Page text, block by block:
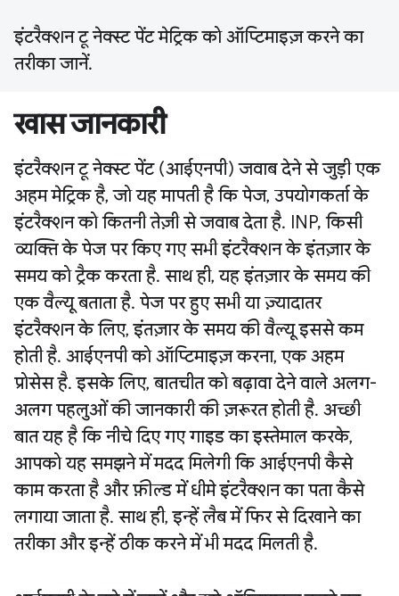
इंटरैक्शन टू नेक्स्ट पेंट मेट्रिक को ऑप्टिमाइज़ करने का
तरीका जानें.
खास जानकारी
इंटरैक्शन टू नेक्स्ट पेंट (आईएनपी) जवाब देने से जुड़ी एक
अहम मेट्रिक है, जो यह मापती है कि पेज, उपयोगकर्ता के
इंटरैक्शन को कितनी तेज़ी से जवाब देता है. INP, किसी
व्यक्ति के पेज पर किए गए सभी इंटरैक्शन के इंतज़ार के
समय को ट्रैक करता है. साथ ही, यह इंतज़ार के समय की
एक वैल्यू बताता है. पेज पर हुए सभी या ज़्यादातर
इंटरैक्शन के लिए, इंतज़ार के समय की वैल्यू इससे कम
होती है. आईएनपी को ऑप्टिमाइज़ करना, एक अहम
प्रोसेस है. इसके लिए, बातचीत को बढ़ावा देने वाले अलग-
अलग पहलुओं की जानकारी की ज़रूरत होती है. अच्छी
बात यह है कि नीचे दिए गए गाइड का इस्तेमाल करके,
आपको यह समझने में मदद मिलेगी कि आईएनपी कैसे
काम करता है और फ़ील्ड में धीमे इंटरैक्शन का पता कैसे
लगाया जाता है. साथ ही, इन्हें लैब में फिर से दिखाने का
तरीका और इन्हें ठीक करने में भी मदद मिलती है.